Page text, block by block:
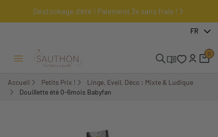
Destockage d'été ! Paiement 3x sans frais !
FR
Ouvrir/Fermer menu
0
Accueil Petits Prix !
Linge, Eveil, Déco : Mixte & Ludique
Douillette été 0-6mois Babyfan